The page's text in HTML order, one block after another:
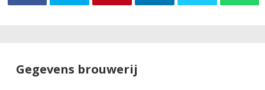
Gegevens brouwerij